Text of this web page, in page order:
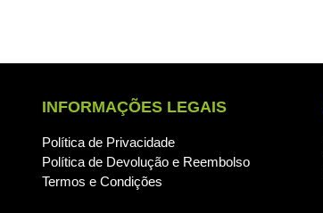
INFORMAÇÕES LEGAIS
Política de Privacidade
Política de Devolução e Reembolso
Termos e Condições